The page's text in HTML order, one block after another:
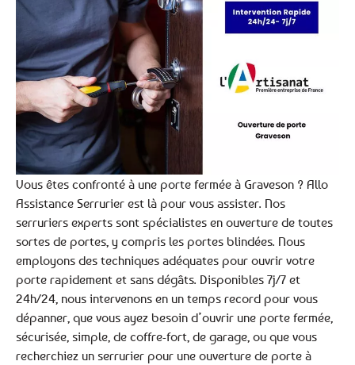
Vous êtes confronté à une porte fermée à Graveson ? Allo
Assistance Serrurier est là pour vous assister. Nos
serruriers experts sont spécialistes en ouverture de toutes
sortes de portes, y compris les portes blindées. Nous
employons des techniques adéquates pour ouvrir votre
porte rapidement et sans dégâts. Disponibles 7j/7 et
24h/24, nous intervenons en un temps record pour vous
dépanner, que vous ayez besoin d’ouvrir une porte fermée,
sécurisée, simple, de coffre-fort, de garage, ou que vous
recherchiez un serrurier pour une ouverture de porte à